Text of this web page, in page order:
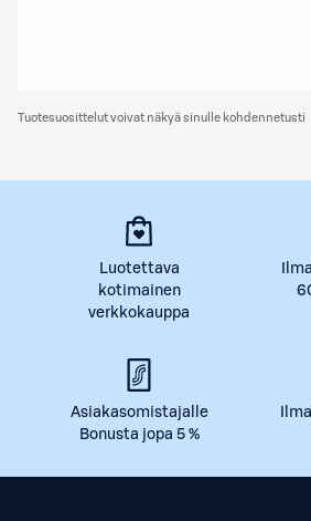
Tuotesuosittelut voivat näkyä sinulle kohdennetusti
Luotettava
kotimainen
verkkokauppa
Asiakasomistajalle
Bonusta jopa 5 %